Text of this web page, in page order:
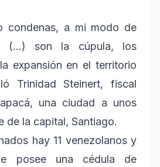
condenas, a mi modo de
(...) son la cúpula, los
expansión en el territorio
Trinidad Steinert, fiscal
una ciudad a unos
de la capital, Santiago.
hay 11 venezolanos y
posee una cédula de